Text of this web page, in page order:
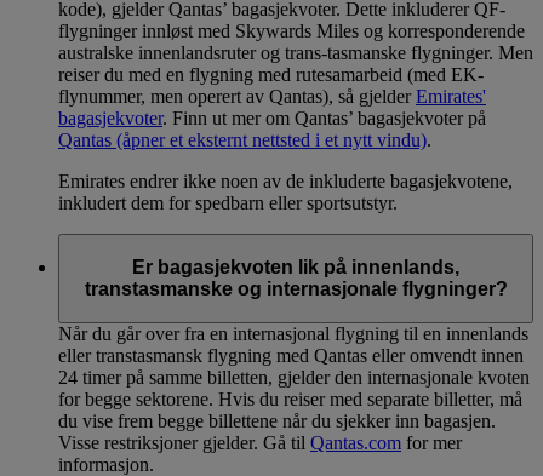
kode), gjelder Qantas’ bagasjekvoter. Dette inkluderer QF-
flygninger innløst med Skywards Miles og korresponderende
australske innenlandsruter og trans-tasmanske flygninger. Men
reiser du med en flygning med rutesamarbeid (med EK-
flynummer, men operert av Qantas), så gjelderEmirates'
bagasjekvoter. Finn ut mer om Qantas’ bagasjekvoter på
Qantas (åpner et eksternt nettsted i et nytt vindu).
Emirates endrer ikke noen av de inkluderte bagasjekvotene,
inkludert dem for spedbarn eller sportsutstyr.
Er bagasjekvoten lik på innenlands,
transtasmanske og internasjonale flygninger?
Når du går over fra en internasjonal flygning til en innenlands
eller transtasmansk flygning med Qantas eller omvendt innen
24 timer på samme billetten, gjelder den internasjonale kvoten
for begge sektorene. Hvis du reiser med separate billetter, må
du vise frem begge billettene når du sjekker inn bagasjen.
Visse restriksjoner gjelder. Gå til Qantas.com for mer
informasjon.